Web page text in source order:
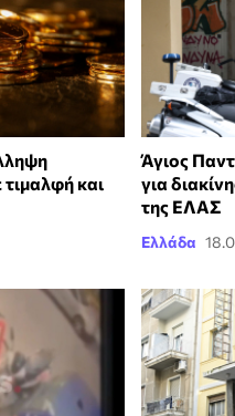
και
Άγιος
για
της ΕΛΑΣ
Ελλάδα